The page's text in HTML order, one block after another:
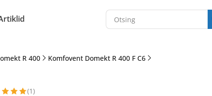
R 400
Komfovent Domekt R 400 F C6
(1)